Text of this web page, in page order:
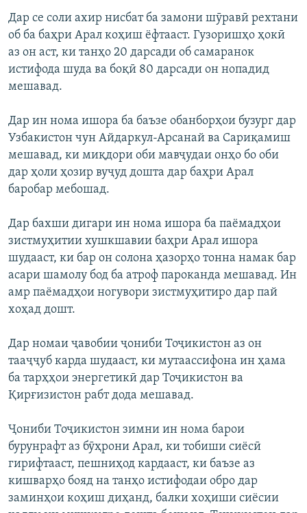
Дар се соли ахир нисбат ба замони шӯравӣ рехтани
об ба баҳри Арал коҳиш ёфтааст. Гузоришҳо ҳокӣ
аз он аст, ки танҳо 20 дарсади об самаранок
истифода шуда ва боқӣ 80 дарсади он нопадид
мешавад.
Дар ин нома ишора ба баъзе обанборҳои бузург дар
Узбакистон чун Айдаркул-Арсанай ва Сариқамиш
мешавад, ки миқдори оби мавҷудаи онҳо бо оби
дар ҳоли ҳозир вуҷуд дошта дар баҳри Арал
баробар мебошад.
Дар бахши дигари ин нома ишора ба паёмадҳои
зистмуҳитии хушкшавии баҳри Арал ишора
шудааст, ки бар он солона ҳазорҳо тонна намак бар
асари шамолу бод ба атроф пароканда мешавад. Ин
амр паёмадҳои ногувори зистмуҳитиро дар пай
хоҳад дошт.
Дар номаи ҷавобии ҷониби Тоҷикистон аз он
тааҷҷуб карда шудааст, ки мутаассифона ин ҳама
ба тарҳҳои энергетикӣ дар Тоҷикистон ва
Қирғизистон рабт дода мешавад.
Ҷониби Тоҷикистон зимни ин нома барои
бурунрафт аз бӯҳрони Арал, ки тобиши сиёсӣ
гирифтааст, пешниҳод кардааст, ки баъзе аз
кишварҳо бояд на танҳо истифодаи обро дар
заминҳои коҳиш диҳанд, балки хоҳиши сиёсии